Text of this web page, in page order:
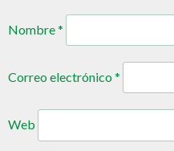
Nombre*
Correo electrónico*
Web